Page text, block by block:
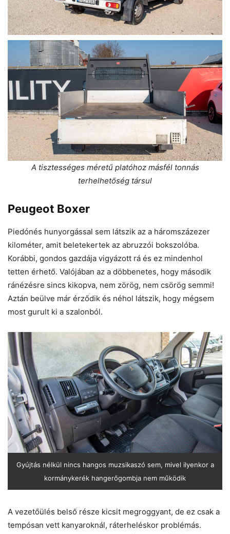
A tisztességes méretű platóhoz másfél tonnás
terhelhetőség társul
Peugeot Boxer
Piedónés hunyorgással sem látszik az a háromszázezer
kilométer, amit beletekertek az abruzzói bokszolóba.
Korábbi, gondos gazdája vigyázott rá és ez mindenhol
tetten érhető. Valójában az a döbbenetes, hogy második
ránézésre sincs kikopva, nem zörög, nem csörög semmi!
Aztán beülve már érződik és néhol látszik, hogy mégsem
most gurult ki a szalonból.
Gyújtás nélkül nincs hangos muzsikaszó sem, mivel ilyenkor a
kormánykerék hangerőgombja nem működik
A vezetőülés belső része kicsit megroggyant, de ez csak a
tempósan vett kanyaroknál, ráterheléskor problémás.